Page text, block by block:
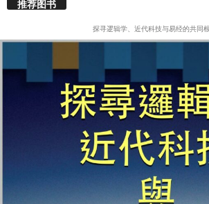
推荐图书
探寻逻辑学、近代科技与易经的共同